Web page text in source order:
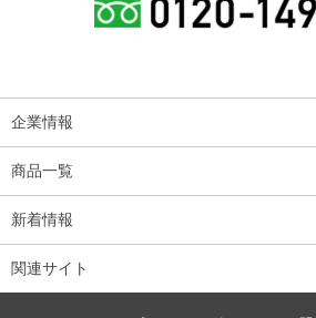
企業情報
商品一覧
新着情報
関連サイト